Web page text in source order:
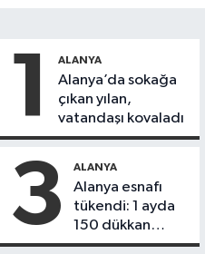
1 ALANYA
Alanya’da sokağa
çıkan yılan,
vatandaşı kovaladı
3 ALANYA
Alanya esnafı
tükendi: 1 ayda
150 dükkan
kapandı